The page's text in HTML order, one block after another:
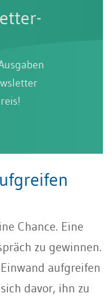
Chance. Eine
zu gewinnen.
aufgreifen
davor, ihn zu